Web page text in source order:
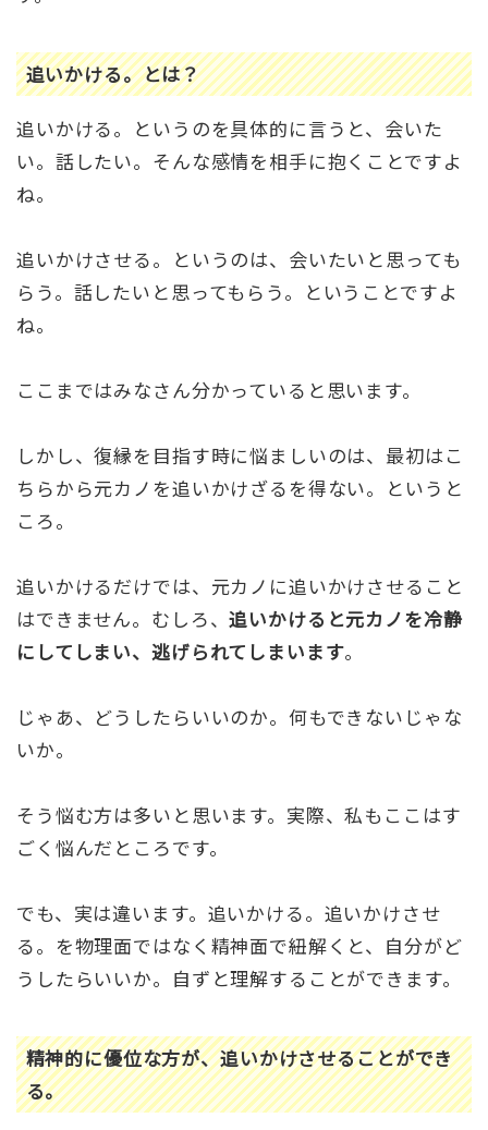
追いかける。とは？
追いかける。というのを具体的に言うと、会いた
い。話したい。そんな感情を相手に抱くことですよ
ね。
追いかけさせる。というのは、会いたいと思っても
らう。話したいと思ってもらう。ということですよ
ね。
ここまではみなさん分かっていると思います。
しかし、復縁を目指す時に悩ましいのは、最初はこ
ちらから元カノを追いかけざるを得ない。というと
ころ。
追いかけるだけでは、元カノに追いかけさせること
はできません。むしろ、追いかけると元カノを冷静
にしてしまい、逃げられてしまいます。
じゃあ、どうしたらいいのか。何もできないじゃな
いか。
そう悩む方は多いと思います。実際、私もここはす
ごく悩んだところです。
でも、実は違います。追いかける。追いかけさせ
る。を物理面ではなく精神面で紐解くと、自分がど
うしたらいいか。自ずと理解することができます。
精神的に優位な方が、追いかけさせることができ
る。